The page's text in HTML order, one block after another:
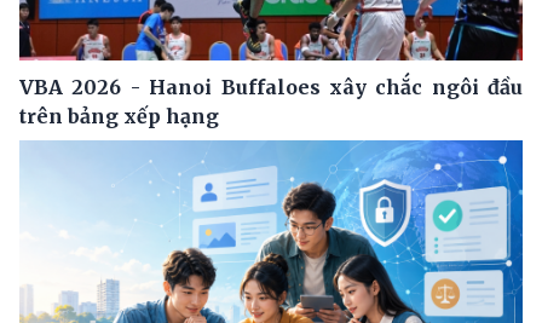
VBA 2026 - Hanoi Buffaloes xây chắc ngôi đầu
trên bảng xếp hạng